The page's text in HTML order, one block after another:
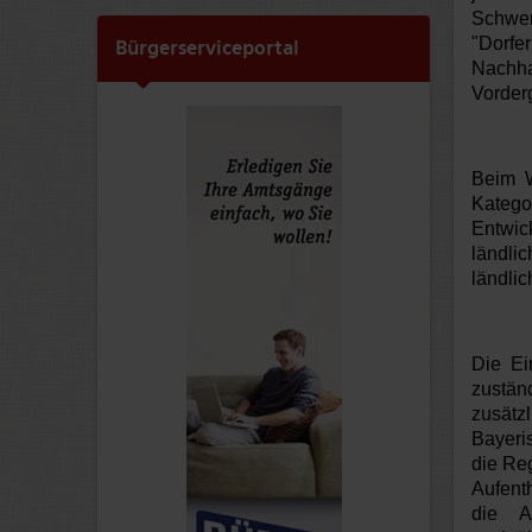
Beim
Die
die
die
Bürgerserviceportal